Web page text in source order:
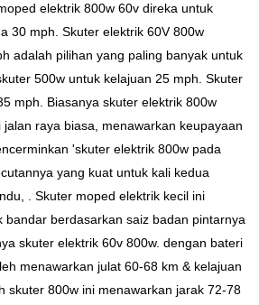
elektrik 800w 60v direka untuk
30 mph. Skuter elektrik 60V 800w
adalah pilihan yang paling banyak untuk
500w untuk kelajuan 25 mph. Skuter
mph. Biasanya skuter elektrik 800w
raya biasa, menawarkan keupayaan
'skuter elektrik 800w pada
yang kuat untuk kali kedua
. Skuter moped elektrik kecil ini
bandar berdasarkan saiz badan pintarnya
skuter elektrik 60v 800w. dengan bateri
menawarkan julat 60-68 km & kelajuan
skuter 800w ini menawarkan jarak 72-78